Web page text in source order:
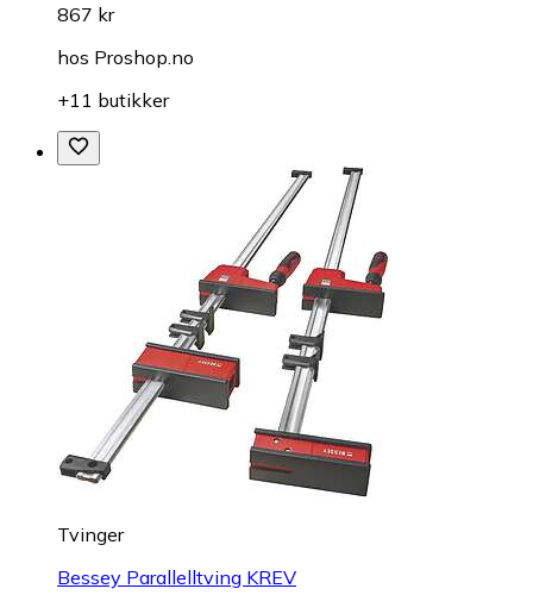
867 kr
hos Proshop.no
+11 butikker
Tvinger
Bessey Parallelltving KREV